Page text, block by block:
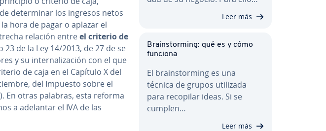
de­te­r­mi­nar los ingresos netos
hora de pagar o aplazar el
relación entreel criterio de
23 de la Ley 14/2013, de 27 de se­
y su in­te­r­na­li­za­ción con el que
de caja en el Capítulo X del
del Impuesto sobre el
En otras palabras, esta reforma
a adelantar el IVA de las
Leer más
Brai­n­s­to­r­mi­ng: qué es y cómo
funciona
El brai­n­s­to­r­mi­ng es una
técnica de grupos utilizada
para recopilar ideas. Si se
cumplen…
Leer más